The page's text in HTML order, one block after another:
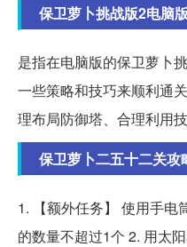
保卫萝卜挑战版2电脑
是指在电脑版的保卫萝卜
一些策略和技巧来顺利通
理布局防御塔、合理利用
保卫萝卜二五十二关攻
1. 【额外任务】 使用手电
的数量不超过1个 2. 用太